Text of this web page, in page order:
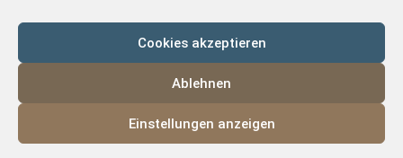
Cookies akzeptieren
Ablehnen
Einstellungen anzeigen
© 2024 Copyright Ver Sacrum
Datenschutz